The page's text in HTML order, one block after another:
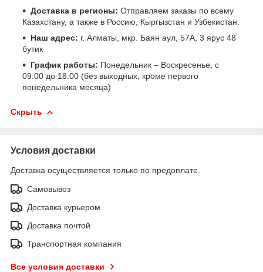
Доставка в регионы: Отправляем заказы по всему
Казахстану, а также в Россию, Кыргызстан и Узбекистан.
Наш адрес: г. Алматы, мкр. Баян аул, 57А, 3 ярус 48
бутик
График работы: Понедельник – Воскресенье, с
09:00 до 18:00 (без выходных, кроме первого
понедельника месяца)
Скрыть
Условия доставки
Доставка осуществляется только по предоплате.
Самовывоз
Доставка курьером
Доставка почтой
Транспортная компания
Все условия доставки